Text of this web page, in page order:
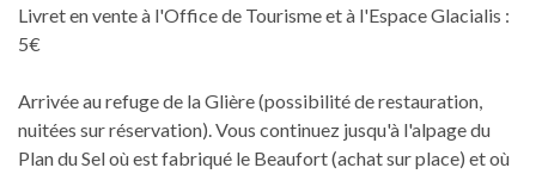
Livret en vente à l'Office de Tourisme et à l'Espace Glacialis :
5€
Arrivée au refuge de la Glière (possibilité de restauration,
nuitées sur réservation). Vous continuez jusqu'à l'alpage du
Plan du Sel où est fabriqué le Beaufort (achat sur place) et où